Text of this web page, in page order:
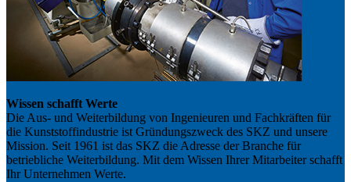
Wissen schafft Werte
Die Aus- und Weiterbildung von Ingenieuren und Fachkräften für
die Kunststoffindustrie ist Gründungszweck des SKZ und unsere
Mission. Seit 1961 ist das SKZ die Adresse der Branche für
betriebliche Weiterbildung. Mit dem Wissen Ihrer Mitarbeiter schafft
Ihr Unternehmen Werte.